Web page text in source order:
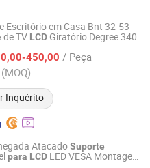
Montagem
para TV LCD
Premium Vesa
Suporte de TV
Escritório em Casa Bnt 32-53
de TV LCD Giratório Degree 340
de Elevador Motorizado
450,00 / Peça
(MOQ)
Inquérito
Co., Ltd.
Desde 2022
AtacadoSuporte
para LCD LED VESA Montagem